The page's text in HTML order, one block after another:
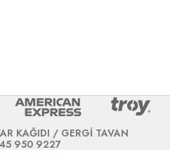
KAĞIDI / GERGİ TAVAN
950 9227